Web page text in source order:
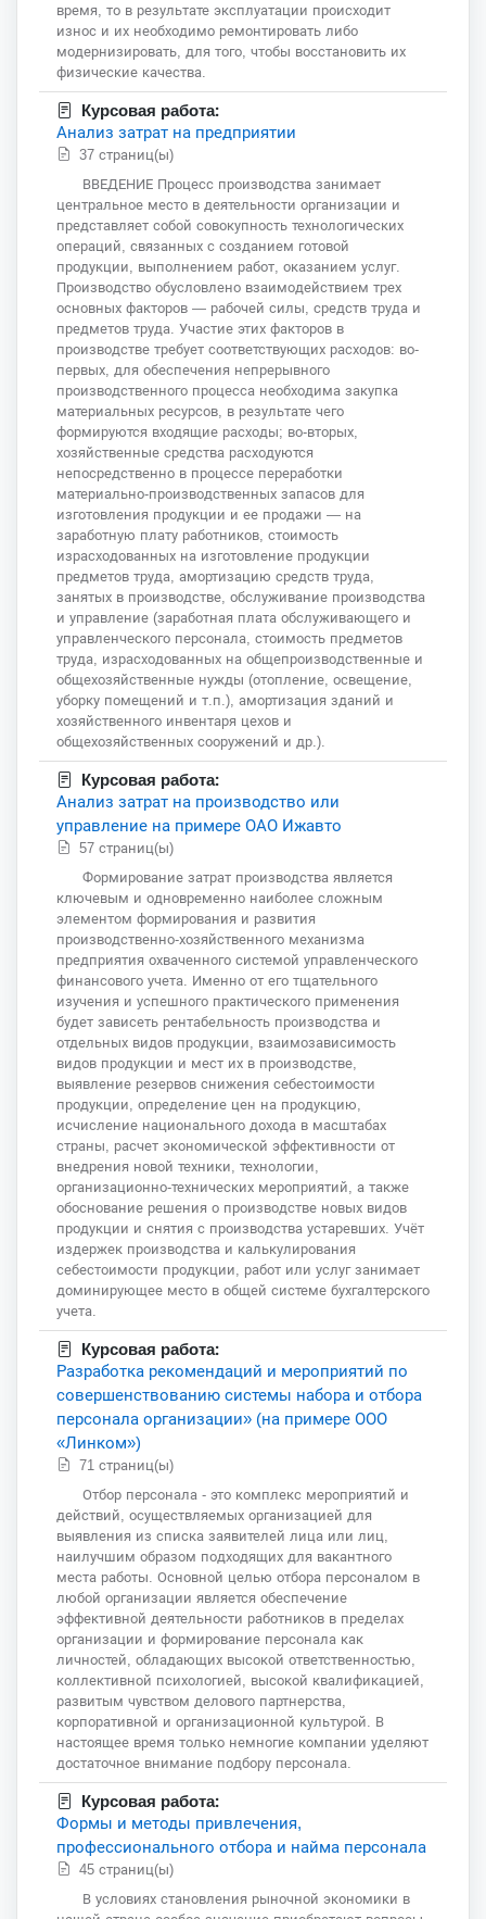
время, то в результате эксплуатации происходит
износ и их необходимо ремонтировать либо
модернизировать, для того, чтобы восстановить их
физические качества.
Курсовая работа:
Анализ затрат на предприятии
37 страниц(ы)
ВВЕДЕНИЕ Процесс производства занимает
центральное место в деятельности организации и
представляет собой совокупность технологических
операций, связанных с созданием готовой
продукции, выполнением работ, оказанием услуг.
Производство обусловлено взаимодействием трех
основных факторов — рабочей силы, средств труда и
предметов труда. Участие этих факторов в
производстве требует соответствующих расходов: во-
первых, для обеспечения непрерывного
производственного процесса необходима закупка
материальных ресурсов, в результате чего
формируются входящие расходы; во-вторых,
хозяйственные средства расходуются
непосредственно в процессе переработки
материально-производственных запасов для
изготовления продукции и ее продажи — на
заработную плату работников, стоимость
израсходованных на изготовление продукции
предметов труда, амортизацию средств труда,
занятых в производстве, обслуживание производства
и управление (заработная плата обслуживающего и
управленческого персонала, стоимость предметов
труда, израсходованных на общепроизводственные и
общехозяйственные нужды (отопление, освещение,
уборку помещений и т.п.), амортизация зданий и
хозяйственного инвентаря цехов и
общехозяйственных сооружений и др.).
Курсовая работа:
Анализ затрат на производство или
управление на примере ОАО Ижавто
57 страниц(ы)
Формирование затрат производства является
ключевым и одновременно наиболее сложным
элементом формирования и развития
производственно-хозяйственного механизма
предприятия охваченного системой управленческого
финансового учета. Именно от его тщательного
изучения и успешного практического применения
будет зависеть рентабельность производства и
отдельных видов продукции, взаимозависимость
видов продукции и мест их в производстве,
выявление резервов снижения себестоимости
продукции, определение цен на продукцию,
исчисление национального дохода в масштабах
страны, расчет экономической эффективности от
внедрения новой техники, технологии,
организационно-технических мероприятий, а также
обоснование решения о производстве новых видов
продукции и снятия с производства устаревших. Учёт
издержек производства и калькулирования
себестоимости продукции, работ или услуг занимает
доминирующее место в общей системе бухгалтерского
учета.
Курсовая работа:
Разработка рекомендаций и мероприятий по
совершенствованию системы набора и отбора
персонала организации» (на примере ООО
«Линком»)
71 страниц(ы)
Отбор персонала - это комплекс мероприятий и
действий, осуществляемых организацией для
выявления из списка заявителей лица или лиц,
наилучшим образом подходящих для вакантного
места работы. Основной целью отбора персоналом в
любой организации является обеспечение
эффективной деятельности работников в пределах
организации и формирование персонала как
личностей, обладающих высокой ответственностью,
коллективной психологией, высокой квалификацией,
развитым чувством делового партнерства,
корпоративной и организационной культурой. В
настоящее время только немногие компании уделяют
достаточное внимание подбору персонала.
Курсовая работа:
Формы и методы привлечения,
профессионального отбора и найма персонала
45 страниц(ы)
В условиях становления рыночной экономики в